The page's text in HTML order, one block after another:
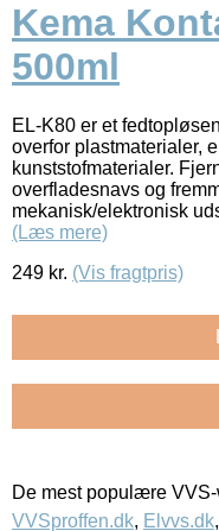
Kema
500ml
EL-K80 er et
overfor plastmaterialer,
kunststofmaterialer.
overfladesnavs og
mekanisk/elektronisk
(Læs mere)
249 kr. (Vis fragtpris)
De mest populære
VVSproffen.dk, Elvvs.dk,